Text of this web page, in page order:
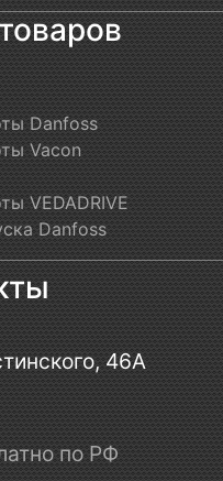
Danfoss
Vacon
VEDADRIVE
Danfoss
46А
по РФ